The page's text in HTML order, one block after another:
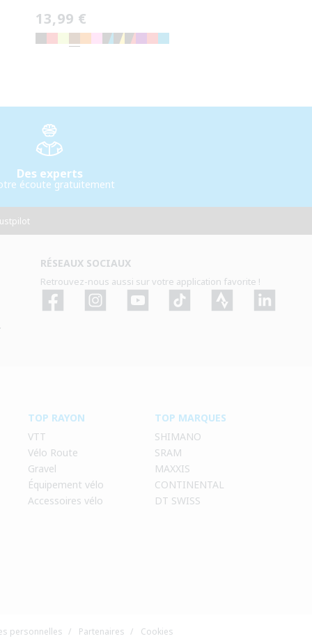
Prix
habituel
13,99 €
Des experts
écoute gratuitement
RÉSEAUX SOCIAUX
Retrouvez-nous aussi sur votre application favorite !
Facebook Instagram YouTube TikTok Strava Strava
TOP RAYON
VTT
Vélo Route
Gravel
Équipement vélo
Accessoires vélo
TOP MARQUES
SHIMANO
SRAM
MAXXIS
CONTINENTAL
DT SWISS
personnelles / Partenaires / Cookies